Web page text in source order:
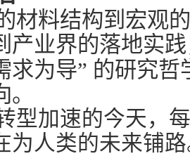
材料结构到宏观
产业界的落地实
求为导” 的研究
型加速的今天，
为人类的未来铺